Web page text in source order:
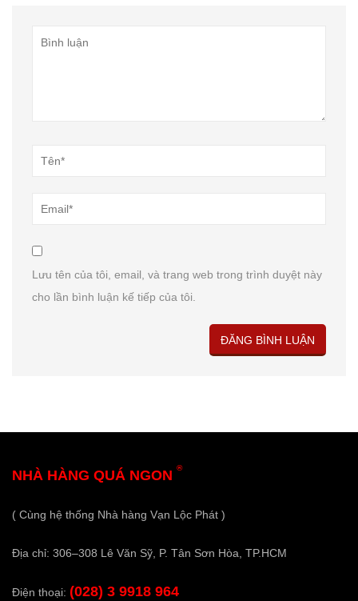
Lưu tên của tôi, email, và trang web trong trình duyệt này
cho lần bình luận kế tiếp của tôi.
NHÀ HÀNG QUÁ NGON ®
( Cùng hệ thống Nhà hàng Vạn Lộc Phát )
Địa chỉ: 306–308 Lê Văn Sỹ, P. Tân Sơn Hòa, TP.HCM
Điện thoại: (028) 3 9918 964